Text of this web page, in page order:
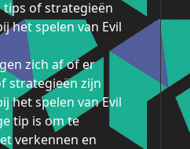
tips of strategieën
het spelen van Evil
zich af of er
strategieën zijn
het spelen van Evil
tip is om te
verkennen en